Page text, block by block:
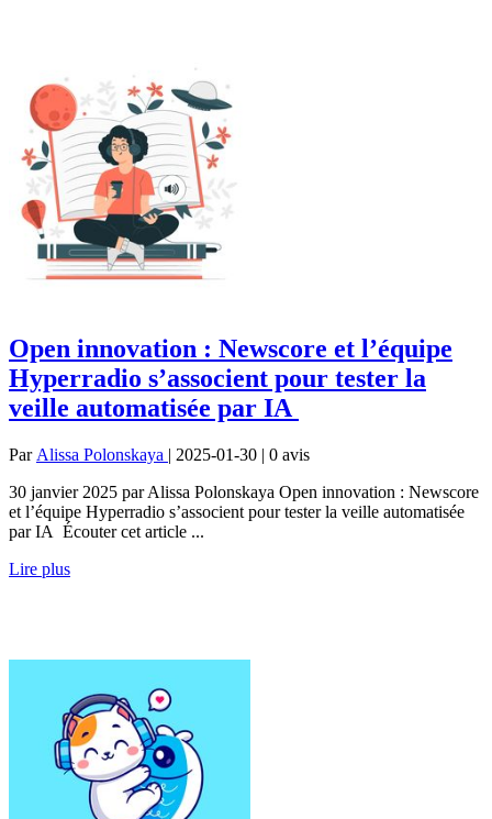
Open innovation : Newscore et l’équipe
Hyperradio s’associent pour tester la
veille automatisée par IA
Par Alissa Polonskaya | 2025-01-30 | 0 avis
30 janvier 2025 par Alissa Polonskaya Open innovation : Newscore
et l’équipe Hyperradio s’associent pour tester la veille automatisée
par IA Écouter cet article ...
Lire plus